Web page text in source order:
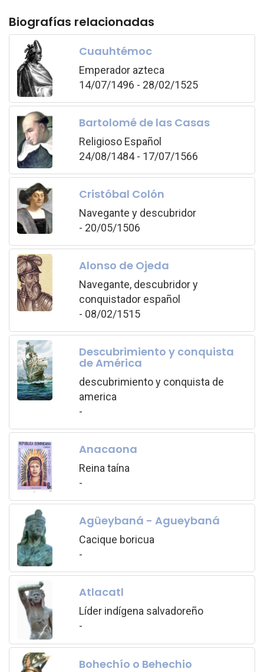
Biografías relacionadas
Cuauhtémoc
Emperador azteca
14/07/1496 - 28/02/1525
Bartolomé de las Casas
Religioso Español
24/08/1484 - 17/07/1566
Cristóbal Colón
Navegante y descubridor
- 20/05/1506
Alonso de Ojeda
Navegante, descubridor y
conquistador español
- 08/02/1515
Descubrimiento y conquista
de América
descubrimiento y conquista de
america
-
Anacaona
Reina taína
-
Agüeybaná - Agueybaná
Cacique boricua
-
Atlacatl
Líder indígena salvadoreño
-
Bohechío o Behechio